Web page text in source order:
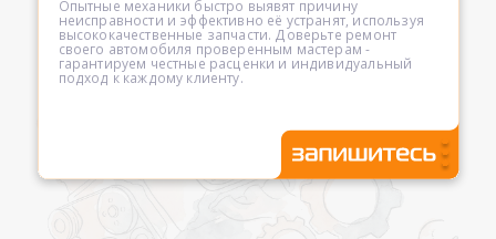
Опытные механики быстро выявят причину
неисправности и эффективно её устранят, используя
высококачественные запчасти. Доверьте ремонт
своего автомобиля проверенным мастерам -
гарантируем честные расценки и индивидуальный
подход к каждому клиенту.